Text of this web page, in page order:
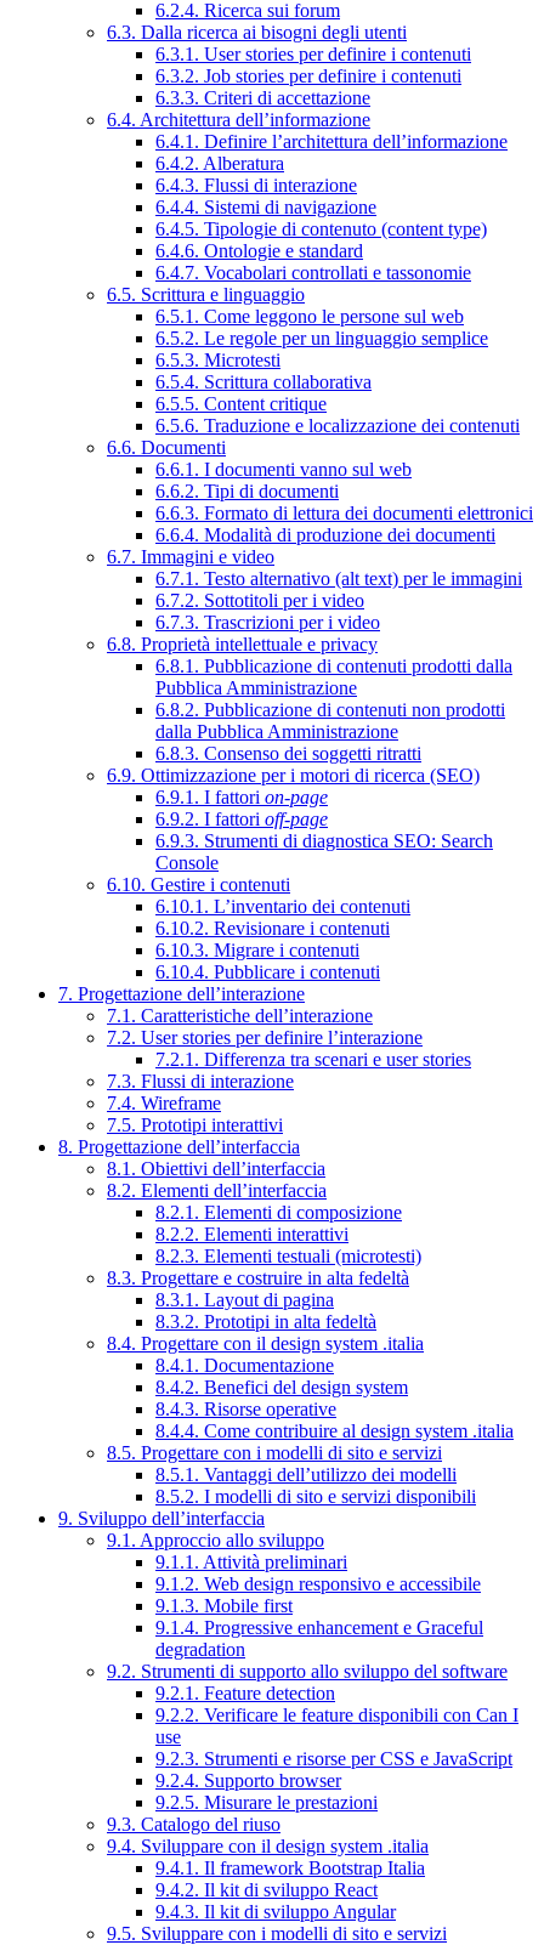
6.2.4. Ricerca sui forum
6.3. Dalla ricerca ai bisogni degli utenti
6.3.1. User stories per definire i contenuti
6.3.2. Job stories per definire i contenuti
6.3.3. Criteri di accettazione
6.4. Architettura dell’informazione
6.4.1. Definire l’architettura dell’informazione
6.4.2. Alberatura
6.4.3. Flussi di interazione
6.4.4. Sistemi di navigazione
6.4.5. Tipologie di contenuto (content type)
6.4.6. Ontologie e standard
6.4.7. Vocabolari controllati e tassonomie
6.5. Scrittura e linguaggio
6.5.1. Come leggono le persone sul web
6.5.2. Le regole per un linguaggio semplice
6.5.3. Microtesti
6.5.4. Scrittura collaborativa
6.5.5. Content critique
6.5.6. Traduzione e localizzazione dei contenuti
6.6. Documenti
6.6.1. I documenti vanno sul web
6.6.2. Tipi di documenti
6.6.3. Formato di lettura dei documenti elettronici
6.6.4. Modalità di produzione dei documenti
6.7. Immagini e video
6.7.1. Testo alternativo (alt text) per le immagini
6.7.2. Sottotitoli per i video
6.7.3. Trascrizioni per i video
6.8. Proprietà intellettuale e privacy
6.8.1. Pubblicazione di contenuti prodotti dalla
Pubblica Amministrazione
6.8.2. Pubblicazione di contenuti non prodotti
dalla Pubblica Amministrazione
6.8.3. Consenso dei soggetti ritratti
6.9. Ottimizzazione per i motori di ricerca (SEO)
6.9.1. I fattori on-page
6.9.2. I fattori off-page
6.9.3. Strumenti di diagnostica SEO: Search
Console
6.10. Gestire i contenuti
6.10.1. L’inventario dei contenuti
6.10.2. Revisionare i contenuti
6.10.3. Migrare i contenuti
6.10.4. Pubblicare i contenuti
7. Progettazione dell’interazione
7.1. Caratteristiche dell’interazione
7.2. User stories per definire l’interazione
7.2.1. Differenza tra scenari e user stories
7.3. Flussi di interazione
7.4. Wireframe
7.5. Prototipi interattivi
8. Progettazione dell’interfaccia
8.1. Obiettivi dell’interfaccia
8.2. Elementi dell’interfaccia
8.2.1. Elementi di composizione
8.2.2. Elementi interattivi
8.2.3. Elementi testuali (microtesti)
8.3. Progettare e costruire in alta fedeltà
8.3.1. Layout di pagina
8.3.2. Prototipi in alta fedeltà
8.4. Progettare con il design system .italia
8.4.1. Documentazione
8.4.2. Benefici del design system
8.4.3. Risorse operative
8.4.4. Come contribuire al design system .italia
8.5. Progettare con i modelli di sito e servizi
8.5.1. Vantaggi dell’utilizzo dei modelli
8.5.2. I modelli di sito e servizi disponibili
9. Sviluppo dell’interfaccia
9.1. Approccio allo sviluppo
9.1.1. Attività preliminari
9.1.2. Web design responsivo e accessibile
9.1.3. Mobile first
9.1.4. Progressive enhancement e Graceful
degradation
9.2. Strumenti di supporto allo sviluppo del software
9.2.1. Feature detection
9.2.2. Verificare le feature disponibili con Can I
use
9.2.3. Strumenti e risorse per CSS e JavaScript
9.2.4. Supporto browser
9.2.5. Misurare le prestazioni
9.3. Catalogo del riuso
9.4. Sviluppare con il design system .italia
9.4.1. Il framework Bootstrap Italia
9.4.2. Il kit di sviluppo React
9.4.3. Il kit di sviluppo Angular
9.5. Sviluppare con i modelli di sito e servizi